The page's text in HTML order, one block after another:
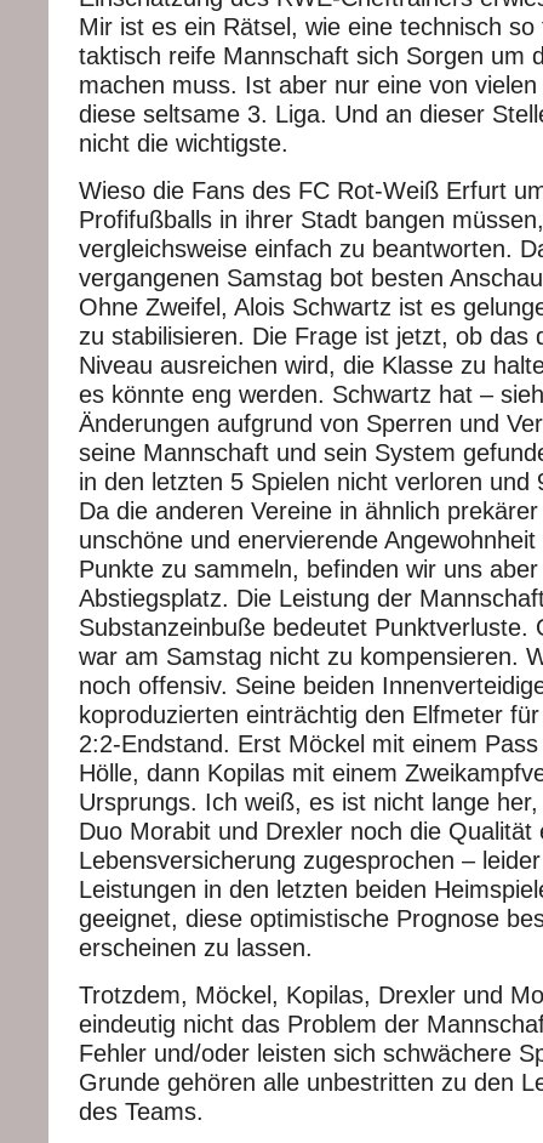
Mir ist es ein Rätsel, wie eine technisch
taktisch reife Mannschaft sich Sorgen um
machen muss. Ist aber nur eine von
diese seltsame 3. Liga. Und an dieser
nicht die wichtigste.
Wieso die Fans des FC Rot-Weiß Erfurt
Profifußballs in ihrer Stadt bangen
vergleichsweise einfach zu beantworten.
vergangenen Samstag bot besten
Ohne Zweifel, Alois Schwartz ist es
zu stabilisieren. Die Frage ist jetzt, ob das
Niveau ausreichen wird, die Klasse zu
es könnte eng werden. Schwartz hat –
Änderungen aufgrund von Sperren und
seine Mannschaft und sein System
in den letzten 5 Spielen nicht verloren und
Da die anderen Vereine in ähnlich
unschöne und enervierende
Punkte zu sammeln, befinden wir uns
Abstiegsplatz. Die Leistung der
Substanzeinbuße bedeutet Punktverluste.
war am Samstag nicht zu kompensieren.
noch offensiv. Seine beiden
koproduzierten einträchtig den Elfmeter
2:2-Endstand. Erst Möckel mit einem
Hölle, dann Kopilas mit einem
Ursprungs. Ich weiß, es ist nicht lange
Duo Morabit und Drexler noch die Qualität
Lebensversicherung zugesprochen –
Leistungen in den letzten beiden
geeignet, diese optimistische Prognose
erscheinen zu lassen.
Trotzdem, Möckel, Kopilas, Drexler und
eindeutig nicht das Problem der
Fehler und/oder leisten sich schwächere
Grunde gehören alle unbestritten zu den
des Teams.